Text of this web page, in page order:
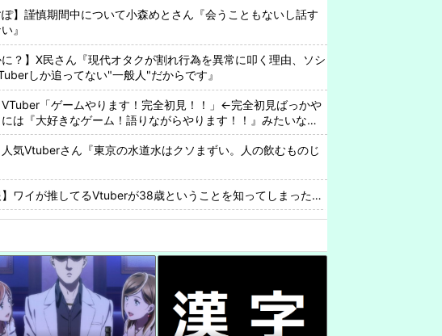
】謹慎期間中について小森めとさん『会うこともないし話す
』
？】X民さん『現代オタクが割れ行為を異常に叩く理由、ソシ
しか追ってない"一般人"だからです』
「ゲームやります！完全初見！！」←完全初見ばっかや
は『大好きなゲーム！語りながらやります！！』みたいなの
気Vtuberさん『東京の水道水はクソまずい。人の飲むものじ
ワイが推してるVtuberが38歳ということを知ってしまった…
ちゃんかわいいなぁ…ん？』 VTuber『（2000年代のアニ
さん配信中にセ◯クスしてしまうwwww
気Vtuberみけねこさん、初小説が書籍化決定してしまう
み！さんなんでもやるなあ